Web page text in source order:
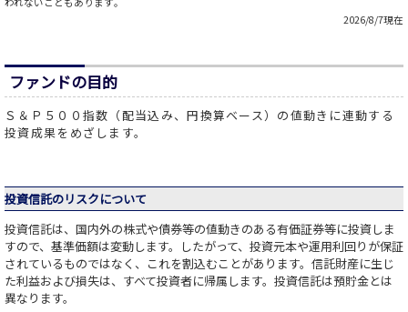
2026/8/7現在
ファンドの目的
Ｓ＆Ｐ５００指数（配当込み、円換算ベース）の値動きに連動する
投資成果をめざします。
投資信託のリスクについて
投資信託は、国内外の株式や債券等の値動きのある有価証券等に投資しま
すので、基準価額は変動します。したがって、投資元本や運用利回りが保証
されているものではなく、これを割込むことがあります。信託財産に生じ
た利益および損失は、すべて投資者に帰属します。投資信託は預貯金とは
異なります。